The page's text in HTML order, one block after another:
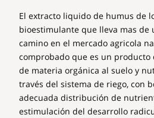
El extracto liquido de humus de
bioestimulante que lleva mas de
camino en el mercado agricola
comprobado que es un producto
de materia orgánica al suelo y
través del sistema de riego, con
adecuada distribución de
estimulación del desarrollo